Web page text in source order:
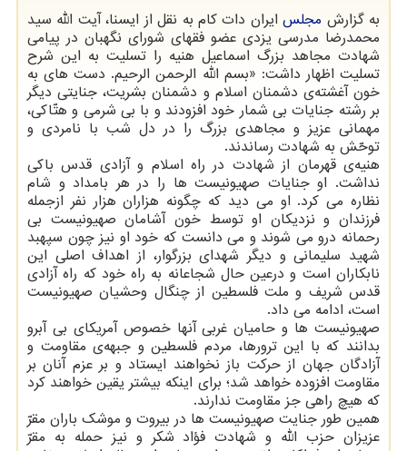
به گزارش مجلسایران دات کام به نقل از ایسنا، آیت الله سید
محمدرضا مدرسی یزدی عضو فقهای شورای نگهبان در پیامی
شهادت مجاهد بزرگ اسماعیل هنیه را تسلیت به این شرح
تسلیت اظهار داشت: «بسم اللّه الرحمن الرحیم. دست های به
خون آغشته‌ی دشمنان اسلام و دشمنان بشریت، جنایتی دیگر
بر رشته جنایات بی شمار خود افزودند و با بی شرمی و هتّاکی،
مهمانی عزیز و مجاهدی بزرگ را در دل شب با نامردی و
توحّش به شهادت رساندند.
هنیه‌ی قهرمان از شهادت در راه اسلام و آزادی قدس باکی
نداشت. او جنایات صهیونیست ها را در هر بامداد و شام
نظاره می کرد. او می دید که چگونه هزاران هزار نفر ازجمله
فرزندان و نزدیکان او توسط خون آشامان صهیونیست بی
رحمانه درو می شوند و می دانست که خود او نیز چون سپهبد
شهید سلیمانی و دیگر شهدای بزرگوار، از اهداف اصلی این
نابکاران است و درعین حال شجاعانه به راه خود که راه آزادی
قدس شریف و ملت فلسطین از چنگال وحشیان صهیونیست
است، ادامه می داد.
صهیونیست ها و حامیان غربی آنها خصوص آمریکای بی آبرو
بدانند که با این ترورها، مردم فلسطین و جبهه‌ی مقاومت و
آزادگان جهان از حرکت باز نخواهند ایستاد و بر عزم آنان بر
مقاومت افزوده خواهد شد؛ برای اینکه بیشتر یقین خواهند کرد
که هیچ راهی جز مقاومت ندارند.
همین طور جنایت صهیونیست ها در بیروت و موشک باران مقرّ
عزیزان حزب اللّه و شهادت فؤاد شکر و نیز حمله به مقرّ